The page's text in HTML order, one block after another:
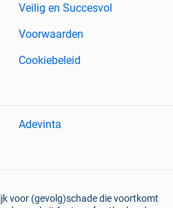
Veilig en Succesvol
Voorwaarden
Cookiebeleid
Adevinta
voor (gevolg)schade die voortkomt